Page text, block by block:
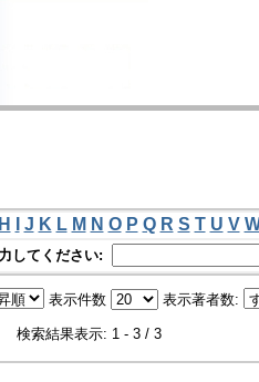
H J K L M N O P Q R S T U V
してください:
表示件数 表示著者数:
検索結果表示: 1 - 3 / 3